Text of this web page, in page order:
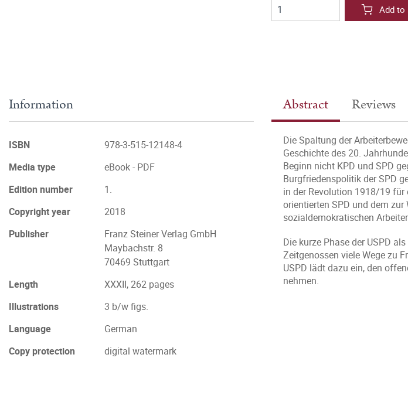
Add to
Abstract Reviews
Die Spaltung der
Geschichte des 20.
Beginn nicht KPD und SPD
Burgfriedenspolitik der SPD
in der Revolution 1918/19
orientierten SPD und dem
sozialdemokratischen
Die kurze Phase der USPD
Zeitgenossen viele Wege zu
USPD lädt dazu ein, den
nehmen.
Information
ISBN
978-3-515-12148-4
Media type
eBook - PDF
Edition number
1.
Copyright year
2018
Publisher
Franz Steiner Verlag GmbH
Maybachstr. 8
70469 Stuttgart
Length
XXXII, 262 pages
Illustrations
3 b/w figs.
Language
German
Copy protection
digital watermark